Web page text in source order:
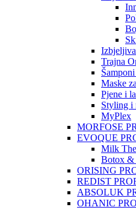
Trajna
Maske
Pjene i
Styling i
MyPlex
MORFOSE
EVOQUE
Milk
Botox &
ORISING
REDIST
ABSOLUK
OHANIC